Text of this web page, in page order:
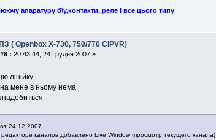
апаратуру б\у,контакти, реле і все цього типу
ПЗ ( Openbox X-730, 750/770 CIPVR)
: 20:43:44, 24 Грудня 2007 »
лінійку
на мене в ньому нема
24.12.2007
каналов добавлено Live Window (просмотр текущего канала)